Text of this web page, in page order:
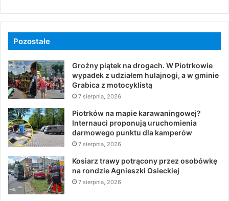
Pozostałe
Groźny piątek na drogach. W Piotrkowie
wypadek z udziałem hulajnogi, a w gminie
Grabica z motocyklistą
7 sierpnia, 2026
Piotrków na mapie karawaningowej?
Internauci proponują uruchomienia
darmowego punktu dla kamperów
7 sierpnia, 2026
Kosiarz trawy potrącony przez osobówkę
na rondzie Agnieszki Osieckiej
7 sierpnia, 2026